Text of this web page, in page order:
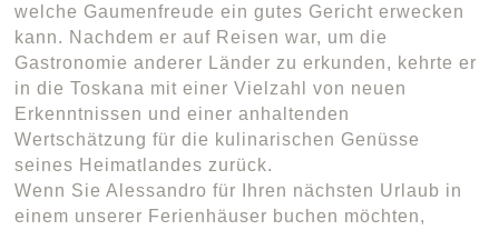
welche Gaumenfreude ein gutes Gericht erwecken
kann. Nachdem er auf Reisen war, um die
Gastronomie anderer Länder zu erkunden, kehrte er
in die Toskana mit einer Vielzahl von neuen
Erkenntnissen und einer anhaltenden
Wertschätzung für die kulinarischen Genüsse
seines Heimatlandes zurück.
Wenn Sie Alessandro für Ihren nächsten Urlaub in
einem unserer Ferienhäuser buchen möchten,